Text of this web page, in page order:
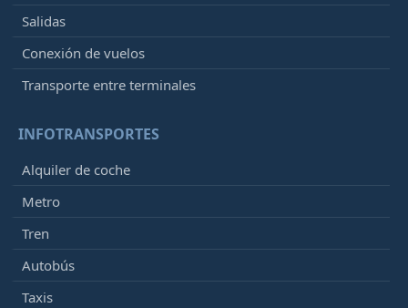
Salidas
Conexión de vuelos
Transporte entre terminales
INFOTRANSPORTES
Alquiler de coche
Metro
Tren
Autobús
Taxis